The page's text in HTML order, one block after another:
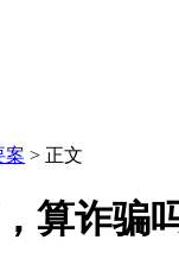
案 > 正文
算诈骗